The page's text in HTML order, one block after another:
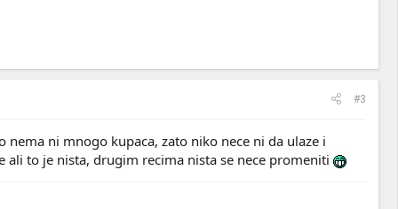
#3
ni mnogo kupaca, zato niko nece ni da ulaze i
to je nista, drugim recima nista se nece promeniti